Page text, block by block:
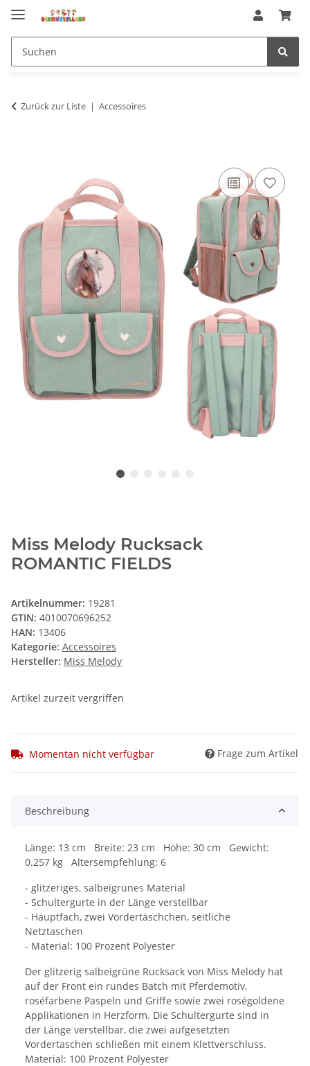
Zurück zur Liste Accessoires
Miss Melody Rucksack
ROMANTIC FIELDS
Artikelnummer: 19281
GTIN: 4010070696252
HAN: 13406
Kategorie: Accessoires
Hersteller: Miss Melody
Artikel zurzeit vergriffen
Momentan nicht verfügbar Frage zum Artikel
Beschreibung
Länge: 13 cm Breite: 23 cm Höhe: 30 cm Gewicht:
0.257 kg Altersempfehlung: 6
- glitzeriges, salbeigrünes Material
- Schultergurte in der Länge verstellbar
- Hauptfach, zwei Vordertäschchen, seitliche
Netztaschen
- Material: 100 Prozent Polyester
Der glitzerig salbeigrüne Rucksack von Miss Melody hat
auf der Front ein rundes Batch mit Pferdemotiv,
roséfarbene Paspeln und Griffe sowie zwei roségoldene
Applikationen in Herzform. Die Schultergurte sind in
der Länge verstellbar, die zwei aufgesetzten
Vordertaschen schließen mit einem Klettverschluss.
Material: 100 Prozent Polyester